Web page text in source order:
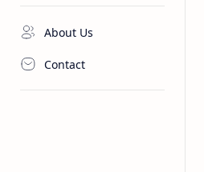
About Us
Contact